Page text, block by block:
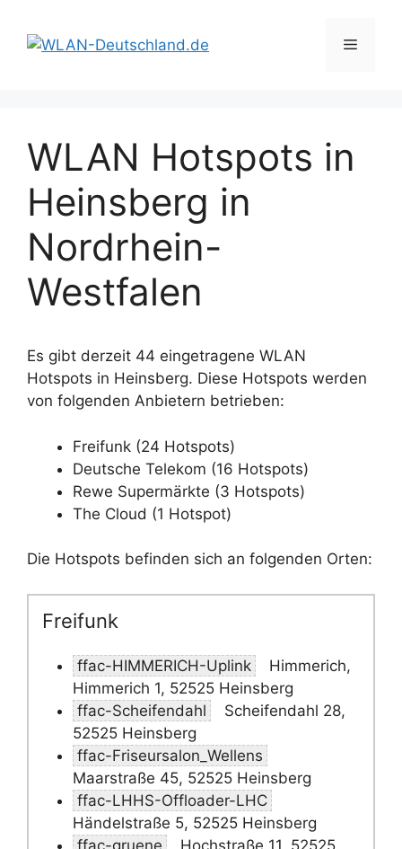
Inhalt
springen
Menü
WLAN Hotspots in
Heinsberg in
Nordrhein-
Westfalen
Es gibt derzeit 44 eingetragene WLAN
Hotspots in Heinsberg. Diese Hotspots werden
von folgenden Anbietern betrieben:
Freifunk (24 Hotspots)
Deutsche Telekom (16 Hotspots)
Rewe Supermärkte (3 Hotspots)
The Cloud (1 Hotspot)
Die Hotspots befinden sich an folgenden Orten:
Freifunk
ffac-HIMMERICH-Uplink
Himmerich,
Himmerich 1, 52525 Heinsberg
ffac-Scheifendahl
Scheifendahl 28,
52525 Heinsberg
ffac-Friseursalon_Wellens
Maarstraße 45, 52525 Heinsberg
ffac-LHHS-Offloader-LHC
Händelstraße 5, 52525 Heinsberg
ffac-gruene
Hochstraße 11, 52525